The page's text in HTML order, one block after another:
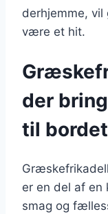
derhjemme,
være et hit.
der
til bordet
er en del af en
smag og